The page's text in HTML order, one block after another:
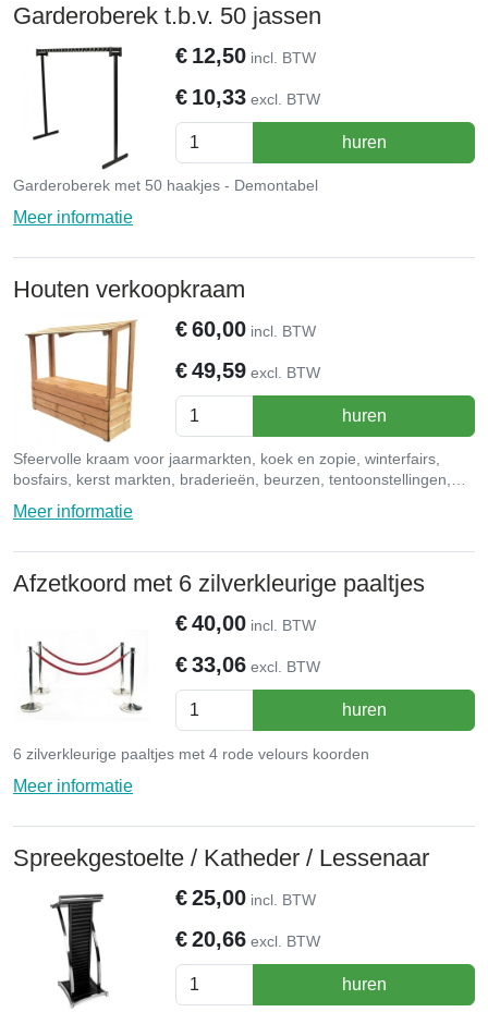
Garderoberek t.b.v. 50 jassen
€ 12,50 incl. BTW
€ 10,33 excl. BTW
huren
Garderoberek met 50 haakjes - Demontabel
Meer informatie
Houten verkoopkraam
€60,00 incl. BTW
€49,59 excl. BTW
huren
Sfeervolle kraam voor jaarmarkten, koek en zopie, winterfairs,
bosfairs, kerst markten, braderieën, beurzen, tentoonstellingen,
rommelmarkten. uitgifte van drank of eten.
Meer informatie
Afzetkoord met 6 zilverkleurige paaltjes
€40,00 incl. BTW
€33,06 excl. BTW
huren
6 zilverkleurige paaltjes met 4 rode velours koorden
Meer informatie
Spreekgestoelte / Katheder / Lessenaar
€25,00 incl. BTW
€20,66 excl. BTW
huren